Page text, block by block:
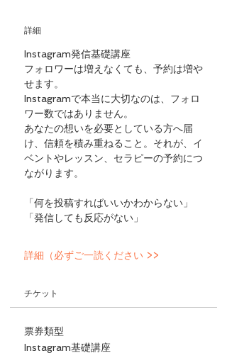
詳細
Instagram発信基礎講座
フォロワーは増えなくても、予約は増や
せます。
Instagramで本当に大切なのは、フォロ
ワー数ではありません。
あなたの想いを必要としている方へ届
け、信頼を積み重ねること。それが、イ
ベントやレッスン、セラピーの予約につ
ながります。
「何を投稿すればいいかわからない」
「発信しても反応がない」
詳細（必ずご一読ください >>
チケット
票券類型
Instagram基礎講座